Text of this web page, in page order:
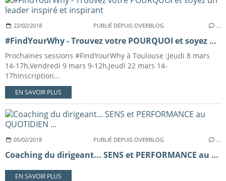
22/02/2018 PUBLIÉ DEPUIS OVERBLOG …
#FindYourWhy - Trouvez votre POURQUOI et soyez un leader inspiré et inspirant
Prochaines sessions #FindYourWhy à Toulouse :Jeudi 8 mars
14-17h,Vendredi 9 mars 9-12h,Jeudi 22 mars 14-
17hInscription...
EN SAVOIR PLUS
05/02/2018 PUBLIÉ DEPUIS OVERBLOG …
Coaching du dirigeant... SENS et PERFORMANCE au QUOTIDIEN ...
EN SAVOIR PLUS